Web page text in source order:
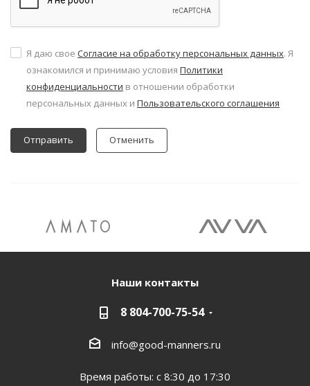
Я даю свое Согласие на обработку персональных данных. Я
ознакомился и принимаю условия Политики
конфиденциальности в отношении обработки
персональных данных и Пользовательского соглашения
Отменить
Наши контакты
8 804-700-75-54
info@good-manners.ru
Время работы: с 8:30 до 17:30